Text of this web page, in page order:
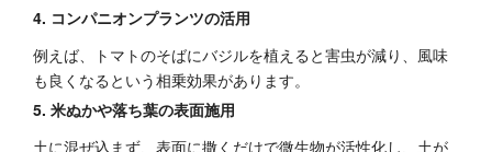
4. コンパニオンプランツの活用
例えば、トマトのそばにバジルを植えると害虫が減り、風味
も良くなるという相乗効果があります。
5. 米ぬかや落ち葉の表面施用
土に混ぜ込まず、表面に撒くだけで微生物が活性化し、土が